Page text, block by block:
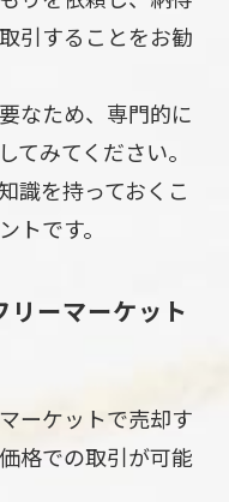
引することをお勧
なため、専門的に
てみてください。
識を持っておくこ
トです。
リーマーケット
ーケットで売却す
格での取引が可能